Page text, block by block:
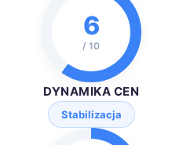
6
/ 10
DYNAMIKA CEN
Stabilizacja